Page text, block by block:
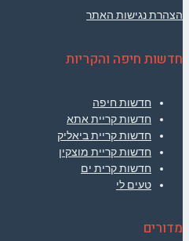
הצהרת נגישות האתר
חדשות חיפה והקריות
חדשות חיפה
חדשות קריית אתא
חדשות קריית ביאליק
חדשות קריית מוצקין
חדשות קרית ים
טעים לי
מדורים